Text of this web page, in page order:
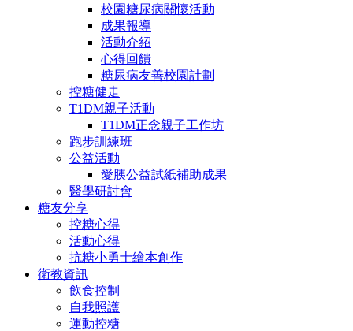
校園糖尿病關懷活動
成果報導
活動介紹
心得回饋
糖尿病友善校園計劃
控糖健走
T1DM親子活動
T1DM正念親子工作坊
跑步訓練班
公益活動
愛胰公益試紙補助成果
醫學研討會
糖友分享
控糖心得
活動心得
抗糖小勇士繪本創作
衛教資訊
飲食控制
自我照護
運動控糖